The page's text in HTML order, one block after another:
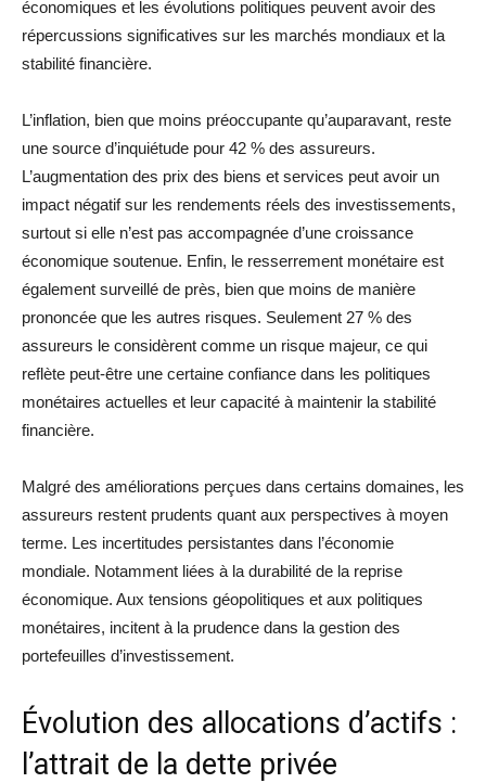
économiques et les évolutions politiques peuvent avoir des
répercussions significatives sur les marchés mondiaux et la
stabilité financière.
L’inflation, bien que moins préoccupante qu’auparavant, reste
une source d’inquiétude pour 42 % des assureurs.
L’augmentation des prix des biens et services peut avoir un
impact négatif sur les rendements réels des investissements,
surtout si elle n’est pas accompagnée d’une croissance
économique soutenue. Enfin, le resserrement monétaire est
également surveillé de près, bien que moins de manière
prononcée que les autres risques. Seulement 27 % des
assureurs le considèrent comme un risque majeur, ce qui
reflète peut-être une certaine confiance dans les politiques
monétaires actuelles et leur capacité à maintenir la stabilité
financière.
Malgré des améliorations perçues dans certains domaines, les
assureurs restent prudents quant aux perspectives à moyen
terme. Les incertitudes persistantes dans l’économie
mondiale. Notamment liées à la durabilité de la reprise
économique. Aux tensions géopolitiques et aux politiques
monétaires, incitent à la prudence dans la gestion des
portefeuilles d’investissement.
Évolution des allocations d’actifs :
l’attrait de la dette privée